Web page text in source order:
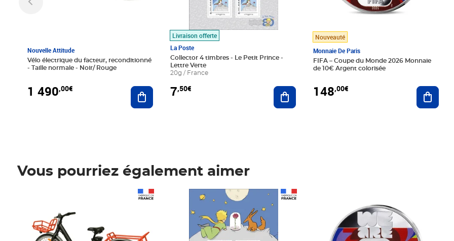
Nouvelle Attitude
Vélo électrique du facteur, reconditionné
- Taille normale - Noir/ Rouge
1 490,00€ Ajouter au panier
Livraison offerte
La Poste
Collector 4 timbres - Le Petit Prince -
Lettre Verte
20g / France
7,50€ Ajouter au panier
Nouveauté
Monnaie De Paris
FIFA – Coupe du Monde 2026 Monnaie
de 10€ Argent colorisée
148,00€
Vous pourriez également aimer
Prix 7,50€